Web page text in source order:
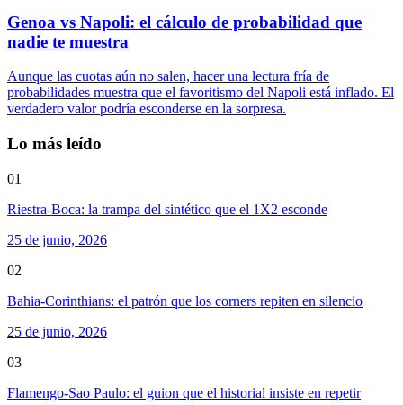
Genoa vs Napoli: el cálculo de probabilidad que
nadie te muestra
Aunque las cuotas aún no salen, hacer una lectura fría de
probabilidades muestra que el favoritismo del Napoli está inflado. El
verdadero valor podría esconderse en la sorpresa.
Lo más leído
01
Riestra-Boca: la trampa del sintético que el 1X2 esconde
25 de junio, 2026
02
Bahia-Corinthians: el patrón que los corners repiten en silencio
25 de junio, 2026
03
Flamengo-Sao Paulo: el guion que el historial insiste en repetir